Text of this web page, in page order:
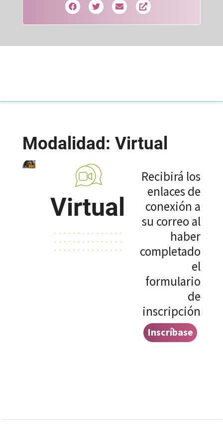
Modalidad: Virtual
Virtual
Recibirá los
enlaces de
conexión a
su correo al
haber
completado
el
formulario
de
inscripción
Inscríbase